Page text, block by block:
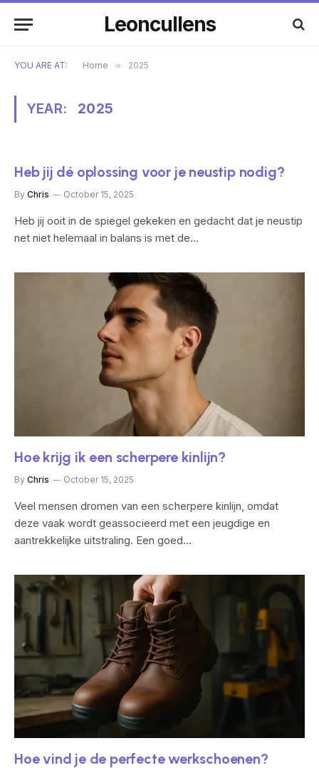
Leoncullens
YOU ARE AT: Home » 2025
YEAR: 2025
Heb jij dé oplossing voor je neustip nodig?
By Chris October 15, 2025
Heb jij ooit in de spiegel gekeken en gedacht dat je neustip
net niet helemaal in balans is met de…
Hoe krijg ik een scherpere kinlijn?
By Chris October 15, 2025
Veel mensen dromen van een scherpere kinlijn, omdat
deze vaak wordt geassocieerd met een jeugdige en
aantrekkelijke uitstraling. Een goed…
Hoe vind je de perfecte werkschoenen?